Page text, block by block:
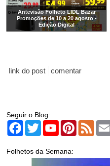
Antevisão Folheto LIDL Bazar
Promoções de 10 a 20 agosto -
Edição Digital
link do post comentar
Seguir o Blog:
Facebook
TwitterYouTubePinterest
Feed
Folhetos da Semana: